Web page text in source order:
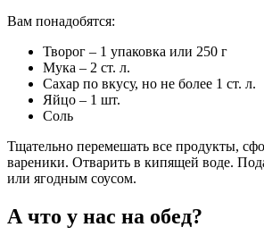
Вам понадобятся:
Творог – 1 упаковка или 250 г
Мука – 2 ст. л.
Сахар по вкусу, но не более 1 ст. л.
Яйцо – 1 шт.
Соль
Тщательно перемешать все продукты,
вареники. Отварить в кипящей воде.
или ягодным соусом.
А что у нас на обед?